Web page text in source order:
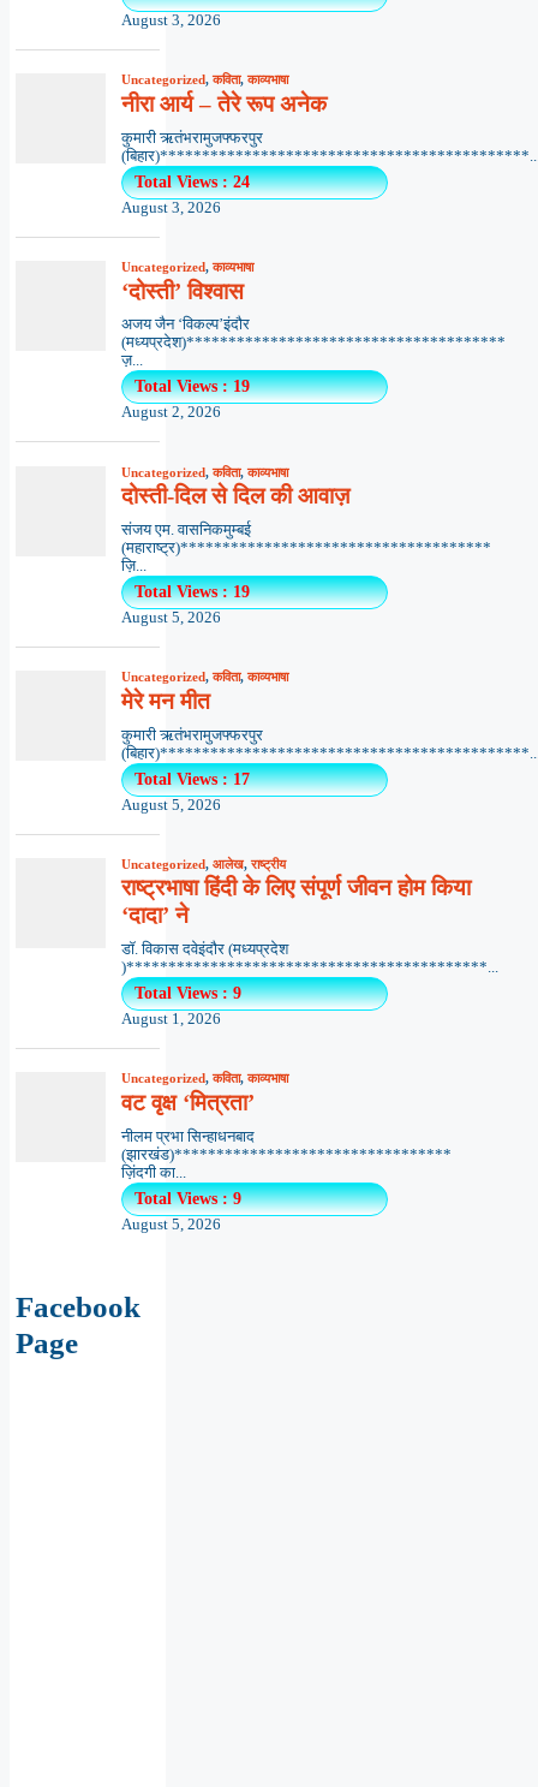
August 3, 2026
Uncategorized,कविता,काव्यभाषा
नीरा आर्य – तेरे रूप अनेक
कुमारी ऋतंभरामुजफ्फरपुर
Total Views : 24
August 3, 2026
Uncategorized,काव्यभाषा
‘दोस्ती’ विश्वास
अजय जैन ‘विकल्प’इंदौर
(मध्यप्रदेश)**************************************
ज़...
Total Views : 19
August 2, 2026
Uncategorized,कविता,काव्यभाषा
दोस्ती-दिल से दिल की आवाज़
संजय एम. वासनिकमुम्बई
(महाराष्ट्र)*************************************
ज़ि...
Total Views : 19
August 5, 2026
Uncategorized,कविता,काव्यभाषा
मेरे मन मीत
कुमारी ऋतंभरामुजफ्फरपुर
Total Views : 17
August 5, 2026
Uncategorized, आलेख,राष्ट्रीय
राष्ट्रभाषा हिंदी के लिए संपूर्ण जीवन होम किया
‘दादा’ ने
डॉ. विकास दवेइंदौर (मध्यप्रदेश
)*******************************************...
Total Views : 9
August 1, 2026
Uncategorized,कविता,काव्यभाषा
वट वृक्ष ‘मित्रता’
नीलम प्रभा सिन्हाधनबाद
(झारखंड)*********************************
ज़िंदगी का...
Total Views : 9
August 5, 2026
Facebook
Page